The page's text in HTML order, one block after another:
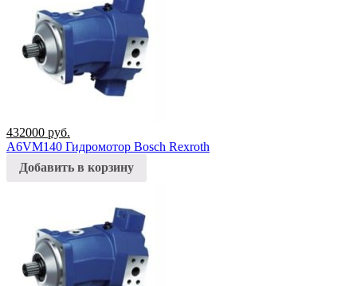
432000 руб.
A6VM140 Гидромотор Bosch Rexroth
Добавить в корзину